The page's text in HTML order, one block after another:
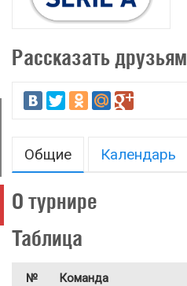
Рассказать друзьям
Общие Календарь
О турнире
Таблица
№ Команда